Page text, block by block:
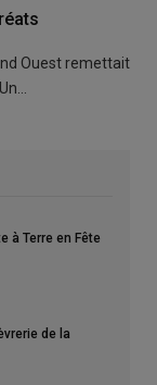
Ouest remettait
à Terre en Fête
de la